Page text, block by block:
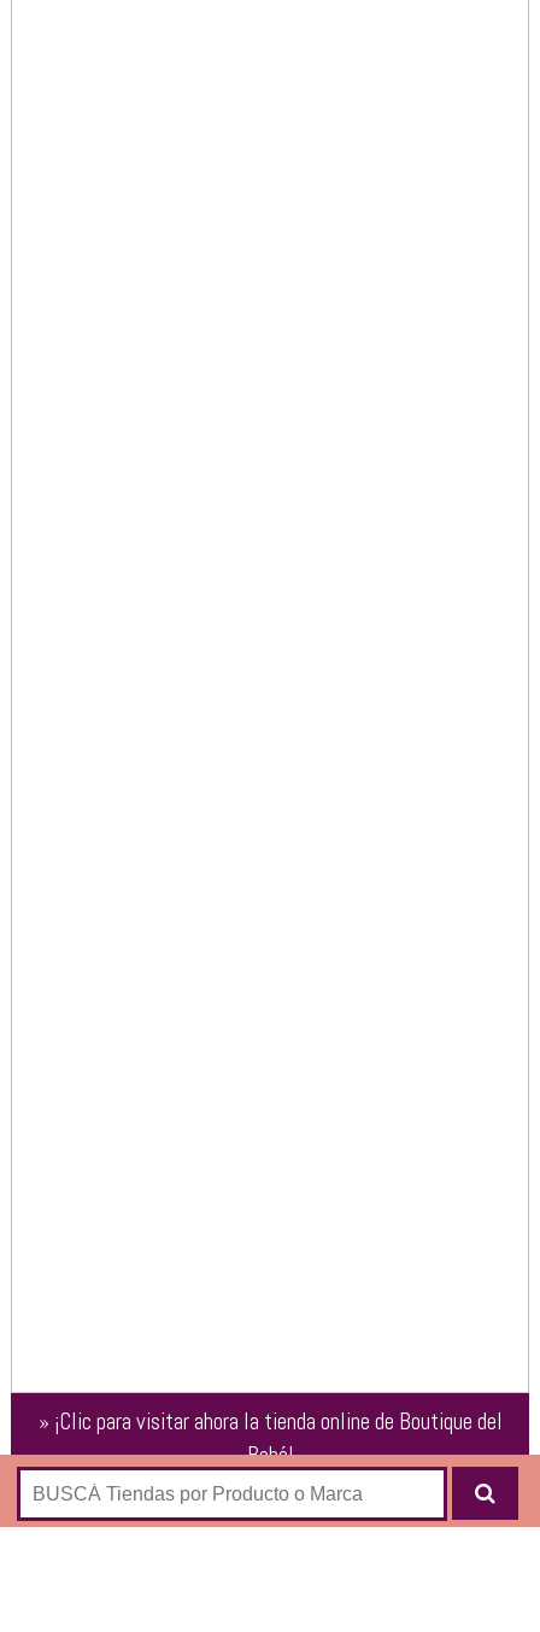
» ¡Clic para visitar ahora la tienda online de Boutique del
Bebé!
Shop online con los siguientes productos para bebés: